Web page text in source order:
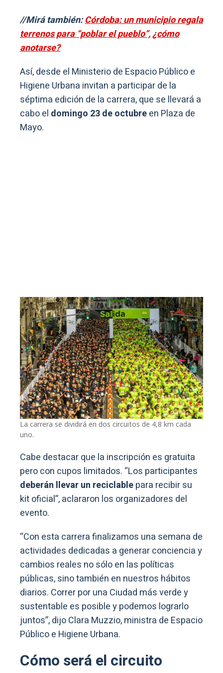
//Mirá también:Córdoba: un municipio regala
terrenos para “poblar el pueblo”, ¿cómo
anotarse?
Así, desde el Ministerio de Espacio Público e
Higiene Urbana invitan a participar de la
séptima edición de la carrera, que se llevará a
cabo el domingo 23 de octubreen Plaza de
Mayo.
La carrera se dividirá en dos circuitos de 4,8 km cada
uno.
Cabe destacar que la inscripción es gratuita
pero con cupos limitados. “Los participantes
deberán llevar un reciclablepara recibir su
kit oficial”, aclararon los organizadores del
evento.
“Con esta carrera finalizamos una semana de
actividades dedicadas a generar conciencia y
cambios reales no sólo en las políticas
públicas, sino también en nuestros hábitos
diarios. Correr por una Ciudad más verde y
sustentable es posible y podemos lograrlo
juntos”, dijo Clara Muzzio, ministra de Espacio
Público e Higiene Urbana.
Cómo será el circuito